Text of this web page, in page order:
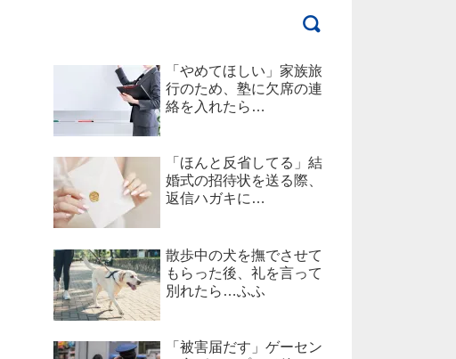
「やめてほしい」家族旅
行のため、塾に欠席の連
絡を入れたら…
「ほんと反省してる」結
婚式の招待状を送る際、
返信ハガキに…
散歩中の犬を撫でさせて
もらった後、礼を言って
別れたら…ふふ
「被害届だす」ゲーセン